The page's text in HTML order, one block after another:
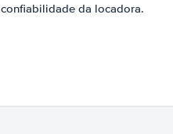
confiabilidade da locadora.